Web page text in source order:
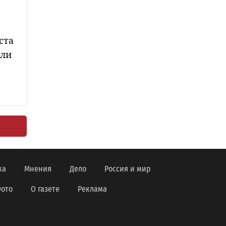
Мнения Дело Россия и мир
О газете Реклама